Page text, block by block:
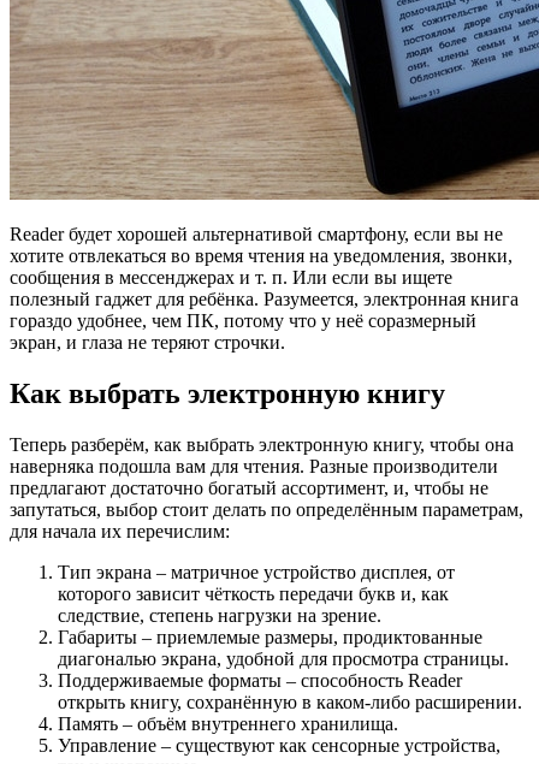
Reader будет хорошей альтернативой смартфону, если вы не
хотите отвлекаться во время чтения на уведомления, звонки,
сообщения в мессенджерах и т. п. Или если вы ищете
полезный гаджет для ребёнка. Разумеется, электронная книга
гораздо удобнее, чем ПК, потому что у неё соразмерный
экран, и глаза не теряют строчки.
Как выбрать электронную книгу
Теперь разберём, как выбрать электронную книгу, чтобы она
наверняка подошла вам для чтения. Разные производители
предлагают достаточно богатый ассортимент, и, чтобы не
запутаться, выбор стоит делать по определённым параметрам,
для начала их перечислим:
Тип экрана – матричное устройство дисплея, от
которого зависит чёткость передачи букв и, как
следствие, степень нагрузки на зрение.
Габариты – приемлемые размеры, продиктованные
диагональю экрана, удобной для просмотра страницы.
Поддерживаемые форматы – способность Reader
открыть книгу, сохранённую в каком-либо расширении.
Память – объём внутреннего хранилища.
Управление – существуют как сенсорные устройства,